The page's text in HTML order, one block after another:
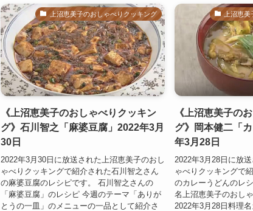
上沼恵美子のおしゃべりクッキング
《上沼恵美子のおしゃべりクッキン
グ》石川智之「麻婆豆腐」2022年3月
30日
2022年3月30日に放送された上沼恵美子のおし
ゃべりクッキングで紹介された石川智之さん
の麻婆豆腐のレシピです。 石川智之さんの
「麻婆豆腐」のレシピ 今週のテーマ「ありが
とうの一皿」のメニューの一品として紹介さ
上沼恵
《上沼恵美子の
グ》岡本健二「
年3月28日
2022年3月28日に放
ゃべりクッキングで
のカレーうどんのレ
名上沼恵美子のおし
2022年3月28日料理